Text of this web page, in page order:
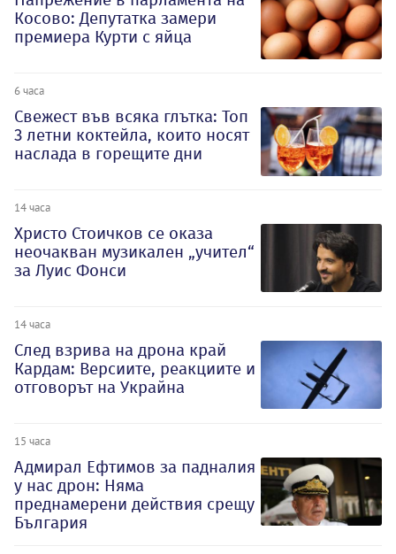
Косово: Депутатка замери
премиера Курти с яйца
6 часа
Свежест във всяка глътка: Топ
3 летни коктейла, които носят
наслада в горещите дни
14 часа
Христо Стоичков се оказа
неочакван музикален „учител“
за Луис Фонси
14 часа
След взрива на дрона край
Кардам: Версиите, реакциите и
отговорът на Украйна
15 часа
Адмирал Ефтимов за падналия
у нас дрон: Няма
преднамерени действия срещу
България